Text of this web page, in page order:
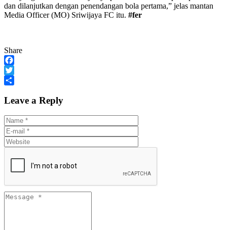
dan dilanjutkan dengan penendangan bola pertama,” jelas mantan
Media Officer (MO) Sriwijaya FC itu. #fer
Share
Facebook
Twitter
Leave a Reply